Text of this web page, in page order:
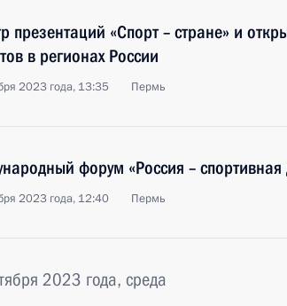
презентаций «Спорт – стране» и
в регионах России
2023 года, 13:35 Пермь
форум «Россия – спортивная
2023 года, 12:40 Пермь
2023 года, среда